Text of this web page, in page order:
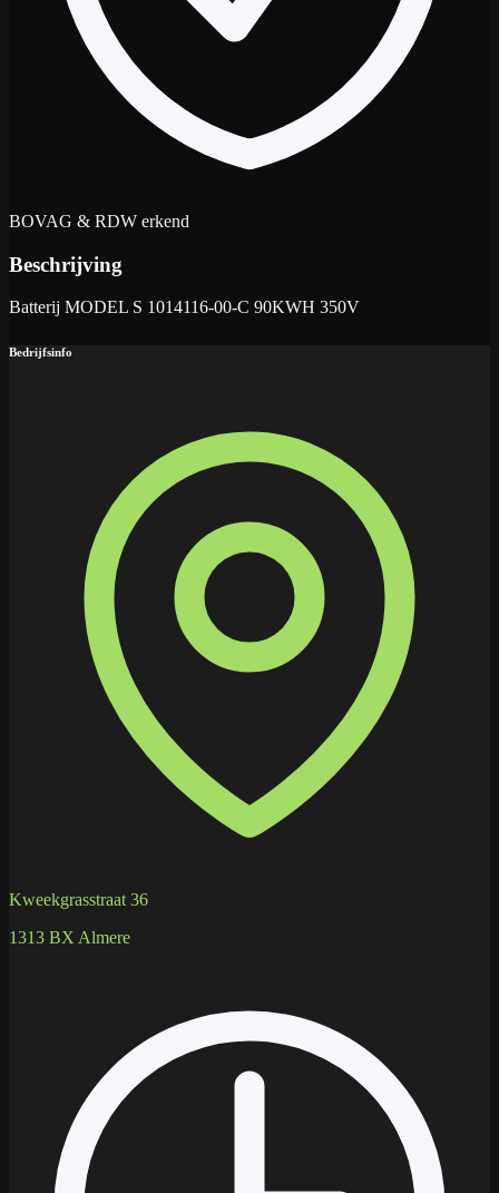
BOVAG & RDW erkend
Beschrijving
Batterij MODEL S 1014116-00-C 90KWH 350V
Bedrijfsinfo
Kweekgrasstraat 36
1313 BX Almere